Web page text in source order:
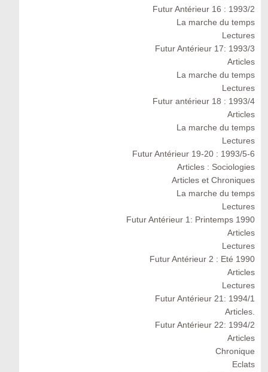
Futur Antérieur 16 : 1993/2
La marche du temps
Lectures
Futur Antérieur 17: 1993/3
Articles
La marche du temps
Lectures
Futur antérieur 18 : 1993/4
Articles
La marche du temps
Lectures
Futur Antérieur 19-20 : 1993/5-6
Articles : Sociologies
Articles et Chroniques
La marche du temps
Lectures
Futur Antérieur 1: Printemps 1990
Articles
Lectures
Futur Antérieur 2 : Eté 1990
Articles
Lectures
Futur Antérieur 21: 1994/1
Articles.
Futur Antérieur 22: 1994/2
Articles
Chronique
Eclats